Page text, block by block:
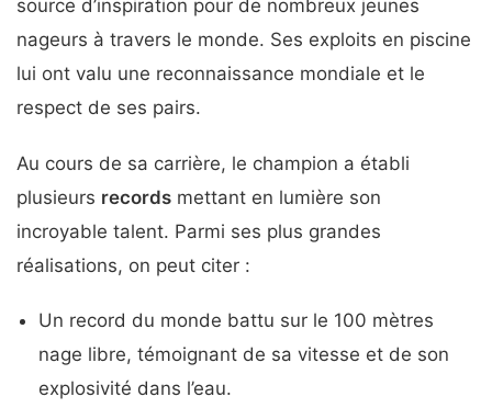
source d’inspiration pour de nombreux jeunes
nageurs à travers le monde. Ses exploits en piscine
lui ont valu une reconnaissance mondiale et le
respect de ses pairs.
Au cours de sa carrière, le champion a établi
plusieurs records mettant en lumière son
incroyable talent. Parmi ses plus grandes
réalisations, on peut citer :
Un record du monde battu sur le 100 mètres
nage libre, témoignant de sa vitesse et de son
explosivité dans l’eau.